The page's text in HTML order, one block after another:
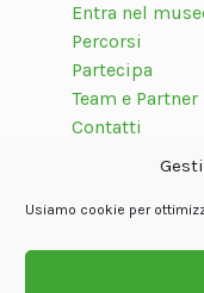
Usiamo cookie per
Entra nel
Percorsi
Partecipa
Team e Partner
Contatti
Seguici su